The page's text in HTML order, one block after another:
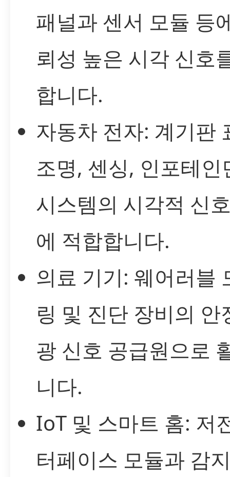
패널과 센서 모듈 등
뢰성 높은 시각 신호
합니다.
자동차 전자: 계기판
조명, 센싱, 인포테인
시스템의 시각적 신
에 적합합니다.
의료 기기: 웨어러블
링 및 진단 장비의 안
광 신호 공급원으로
니다.
IoT 및 스마트 홈: 저
터페이스 모듈과 감